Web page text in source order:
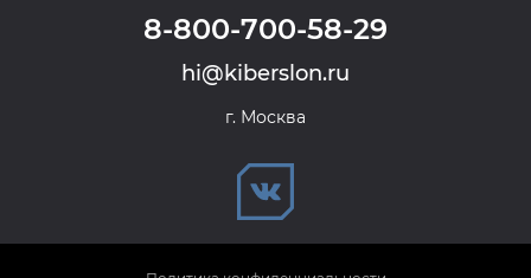
8-800-700-58-29
hi@kiberslon.ru
г. Москва